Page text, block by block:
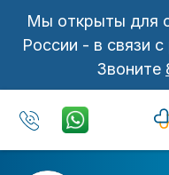
Мы открыты для
России - в связи
Звоните